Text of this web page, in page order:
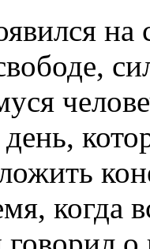
на
день,
когда